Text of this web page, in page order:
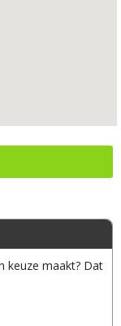
keuze maakt? Dat